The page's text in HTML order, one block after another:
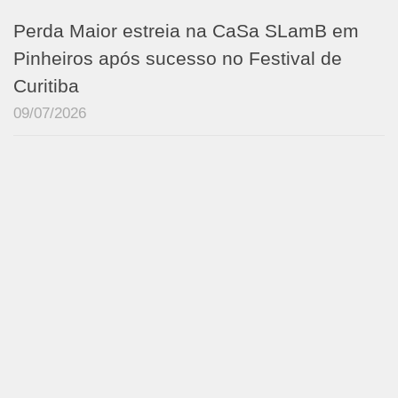
Perda Maior estreia na CaSa SLamB em
Pinheiros após sucesso no Festival de
Curitiba
09/07/2026